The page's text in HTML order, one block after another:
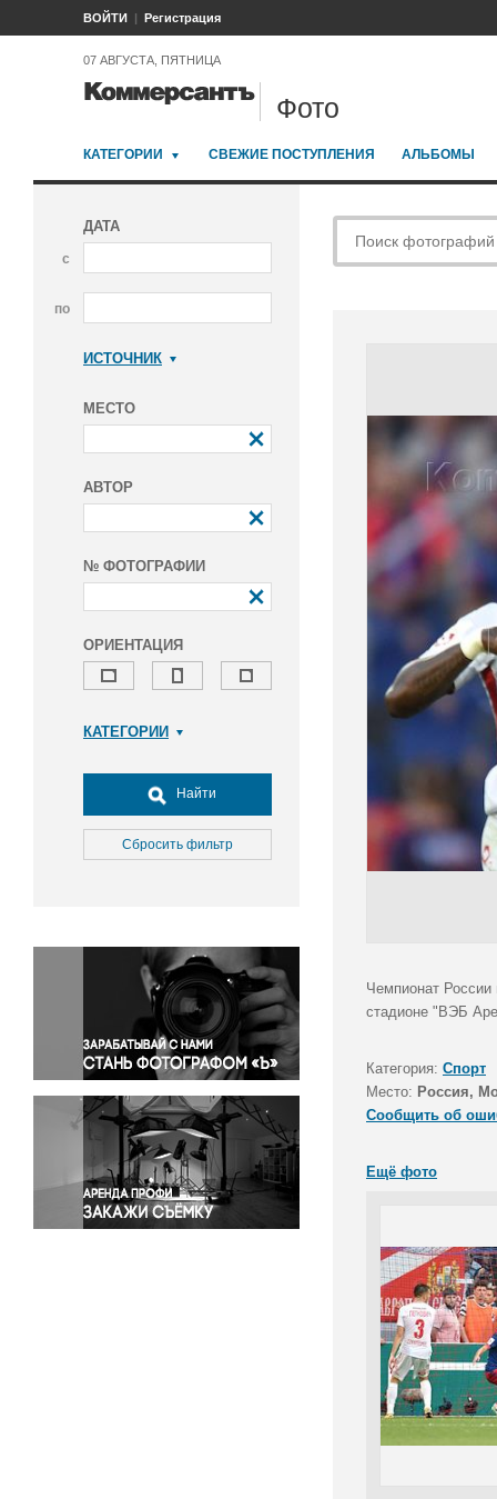
ВОЙТИ Регистрация
07 АВГУСТА, ПЯТНИЦА
Фото
КАТЕГОРИИ СВЕЖИЕ ПОСТУПЛЕНИЯ АЛЬБОМЫ
ДАТА
с
по
ИСТОЧНИК
МЕСТО
АВТОР
№ ФОТОГРАФИИ
ОРИЕНТАЦИЯ
КАТЕГОРИИ
Досуг, туризм и отдых
Культура
Медицина
Окружающая среда
Политика
Правосудие
Происшествия и конфликты
Религия
Светская жизнь
Спорт
Экология
Экономика и бизнес
Найти
Сбросить фильтр
Чемпионат
стадионе "ВЭБ
Категория: Спорт
Место: Россия,
Сообщить об
Ещё фото